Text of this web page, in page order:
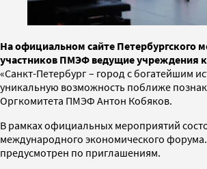
На официальном сайте Петербургского
участников ПМЭФ ведущие учреждения
«Санкт-Петербург – город с богатейшим
уникальную возможность поближе
Оргкомитета ПМЭФ Антон Кобяков.
В рамках официальных мероприятий
международного экономического
предусмотрен по приглашениям.